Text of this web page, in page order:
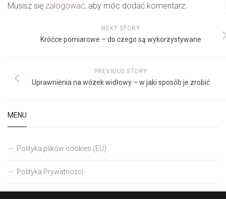
Musisz się zalogować, aby móc dodać komentarz.
NEXT STORY
Króćce pomiarowe – do czego są wykorzystywane
PREVIOUS STORY
Uprawnienia na wózek widłowy – w jaki sposób je zrobić
MENU
Polityka plików cookies (EU)
Polityka Prywatności